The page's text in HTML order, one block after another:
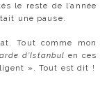
le reste de l’année
une pause.
Tout comme mon
d’Istanbul en ces
». Tout est dit !